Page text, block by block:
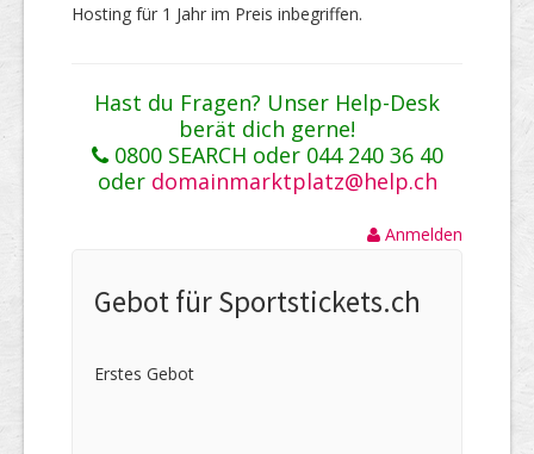
Hosting für 1 Jahr im Preis inbegriffen.
Hast du Fragen? Unser Help-Desk
berät dich gerne!
0800 SEARCH oder 044 240 36 40
oder domainmarktplatz@help.ch
Anmelden
Gebot für Sportstickets.ch
Erstes Gebot